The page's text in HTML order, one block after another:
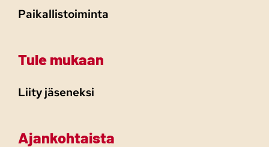
Paikallistoiminta
Tule mukaan
Liity jäseneksi
Ajankohtaista